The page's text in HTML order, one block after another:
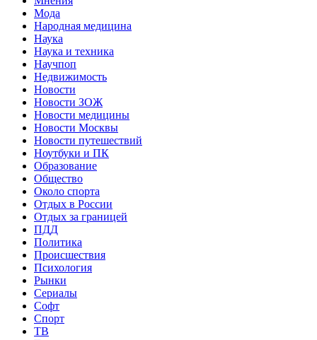
Мода
Народная медицина
Наука
Наука и техника
Научпоп
Недвижимость
Новости
Новости ЗОЖ
Новости медицины
Новости Москвы
Новости путешествий
Ноутбуки и ПК
Образование
Общество
Около спорта
Отдых в России
Отдых за границей
ПДД
Политика
Происшествия
Психология
Рынки
Сериалы
Софт
Спорт
ТВ